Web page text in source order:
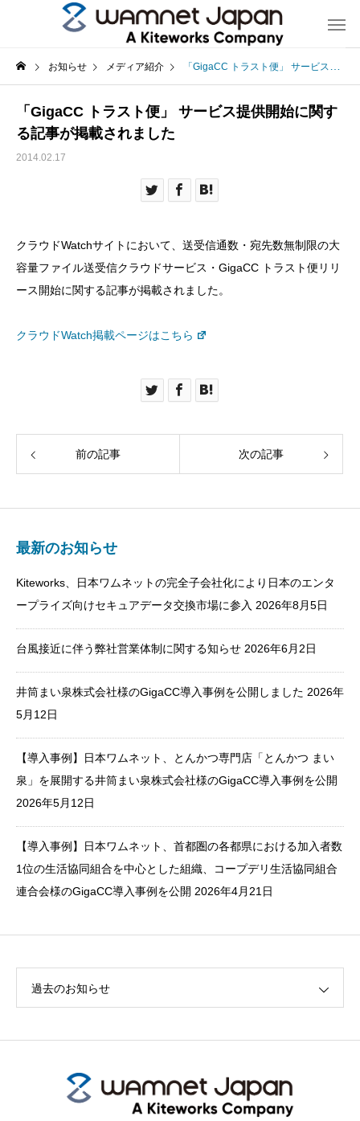
お知らせ メディア紹介 「GigaCC トラスト便」 サービス提供開始に関する記事が掲載されました
「GigaCC トラスト便」 サービス提供開始に関す
る記事が掲載されました
2014.02.17
クラウドWatchサイトにおいて、送受信通数・宛先数無制限の大
容量ファイル送受信クラウドサービス・GigaCC トラスト便リリ
ース開始に関する記事が掲載されました。
クラウドWatch掲載ページはこちら
前の記事 次の記事
最新のお知らせ
Kiteworks、日本ワムネットの完全子会社化により日本のエンタ
ープライズ向けセキュアデータ交換市場に参入 2026年8月5日
台風接近に伴う弊社営業体制に関する知らせ 2026年6月2日
井筒まい泉株式会社様のGigaCC導入事例を公開しました 2026年
5月12日
【導入事例】日本ワムネット、とんかつ専門店「とんかつ まい
泉」を展開する井筒まい泉株式会社様のGigaCC導入事例を公開
2026年5月12日
【導入事例】日本ワムネット、首都圏の各都県における加入者数
1位の生活協同組合を中心とした組織、コープデリ生活協同組合
連合会様のGigaCC導入事例を公開 2026年4月21日
過去のお知らせ